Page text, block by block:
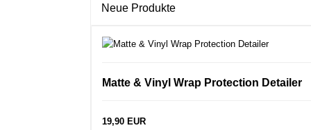
Neue Produkte
Matte & Vinyl Wrap Protection Detailer
19,90 EUR